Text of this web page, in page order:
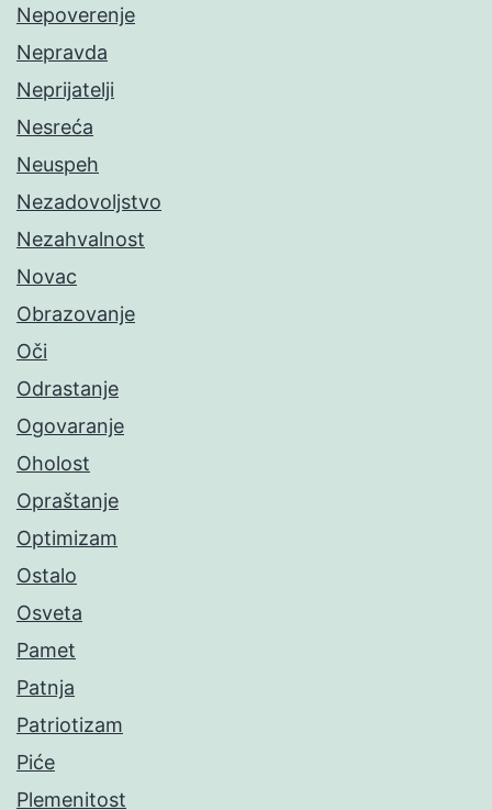
Nepoverenje
Nepravda
Neprijatelji
Nesreća
Neuspeh
Nezadovoljstvo
Nezahvalnost
Novac
Obrazovanje
Oči
Odrastanje
Ogovaranje
Oholost
Opraštanje
Optimizam
Ostalo
Osveta
Pamet
Patnja
Patriotizam
Piće
Plemenitost